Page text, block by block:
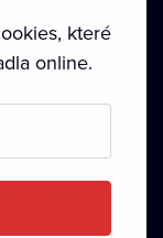
Zásady používání
které
online.